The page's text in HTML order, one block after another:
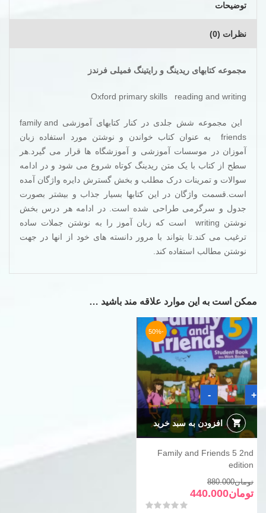
توضیحات
نظرات (0)
مجموعه کتابهای ریدینگ و رایتینگ فمیلی فرندز
Oxford primary skills reading and writing
این مجموعه شش جلدی در کنار کتابهای آموزشی family and
friends به عنوان کتاب خواندن و نوشتن مورد استفاده زبان
آموزان در موسسات آموزشی و آموزشگاه ها قرار می گیرد.هر
سطح از کتاب با یک متن ریدینگ کوتاه شروع می شود و در ادامه
سوالات و تمرینات درک مطلب و بخش گسترش دایره واژگان آمده
است.قسمت واژگان در این کتابها بسیار جذاب و بیشتر بصورت
جدول و سرگرمی طراحی شده است. در ادامه هر درس بخش
نوشتن writing است که زبان آموز را به نوشتن جملات ساده
ترغیب می کند.تا بتواند با مرور دانسته های خود از انها در جهت
نوشتن مطالب استفاده کند.
ممکن است به این موارد علاقه مند باشید …
-50%
-
Family
and
Friends
2nd
edition
عدد
+
افزودن به سبد خرید
Family and Friends 5 2nd
edition
تومان880.000قیمت
اصلی
تومان880.000
تومان440.000
قیمت
فعلی
تومان440.000
امتیاز0از 5